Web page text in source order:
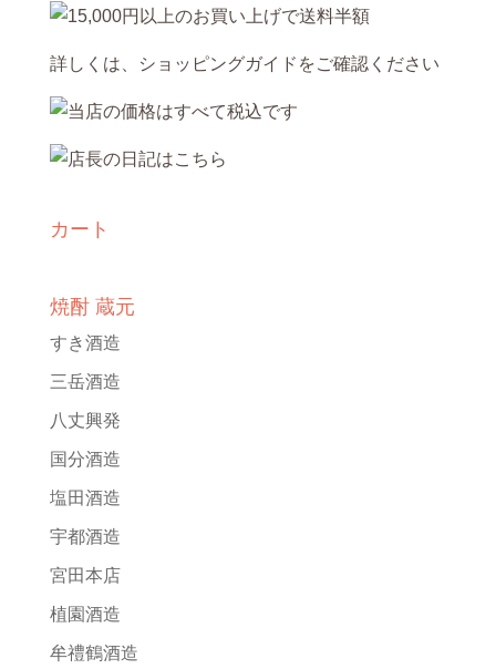
詳しくは、 ショッピングガイド をご確認ください
カート
焼酎 蔵元
すき酒造
三岳酒造
八丈興発
国分酒造
塩田酒造
宇都酒造
宮田本店
植園酒造
牟禮鶴酒造